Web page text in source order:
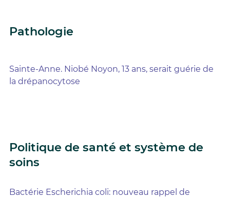
Pathologie
Sainte-Anne. Niobé Noyon, 13 ans, serait guérie de
la drépanocytose
Politique de santé et système de
soins
Bactérie Escherichia coli: nouveau rappel de